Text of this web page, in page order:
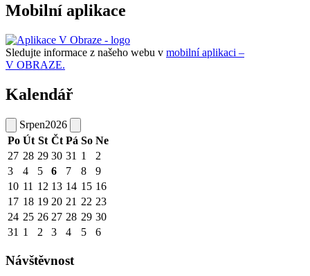
Mobilní aplikace
Sledujte informace z našeho webu v mobilní aplikaci –
V OBRAZE.
Kalendář
Srpen2026
Po Út St Čt Pá So Ne
27 28 29 30 31 1
2
3
4 5 6 7 8
9
10 11 12 13 14 15 16
17 18 19 20 21 22 23
24 25 26 27 28 29 30
31 1 2 3 4 5 6
Návštěvnost